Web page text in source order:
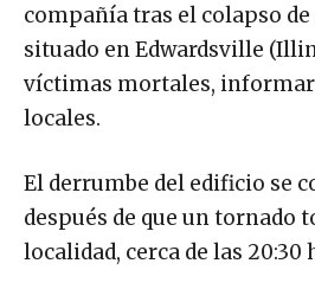
compañía tras el colapso
situado en Edwardsville
víctimas mortales,
locales.
El derrumbe del edificio se
después de que un tornado
localidad, cerca de las 20:30